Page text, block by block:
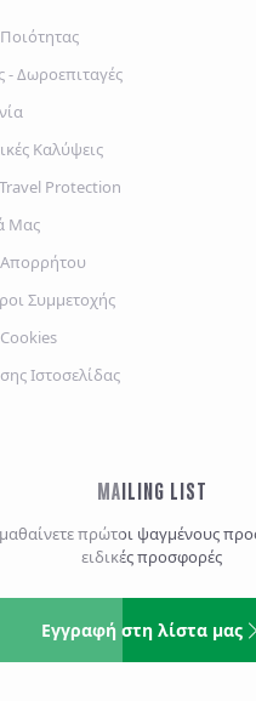
- Δωροεπιταγές
Καλύψεις
Protection
Μας
Απορρήτου
Συμμετοχής
Ιστοσελίδας
MAILING LIST
πρώτοι ψαγμένους
ειδικές προσφορές
Εγγραφή στη λίστα μας